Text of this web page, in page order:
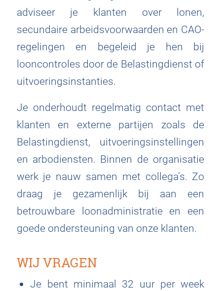
adviseer je klanten over lonen,
secundaire arbeidsvoorwaarden en CAO-
regelingen en begeleid je hen bij
looncontroles door de Belastingdienst of
uitvoeringsinstanties.
Je onderhoudt regelmatig contact met
klanten en externe partijen zoals de
Belastingdienst, uitvoeringsinstellingen
en arbodiensten. Binnen de organisatie
werk je nauw samen met collega’s. Zo
draag je gezamenlijk bij aan een
betrouwbare loonadministratie en een
goede ondersteuning van onze klanten.
WIJ VRAGEN
Je bent minimaal 32 uur per week